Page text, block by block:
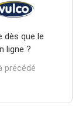
dès que le
ligne ?
précédé